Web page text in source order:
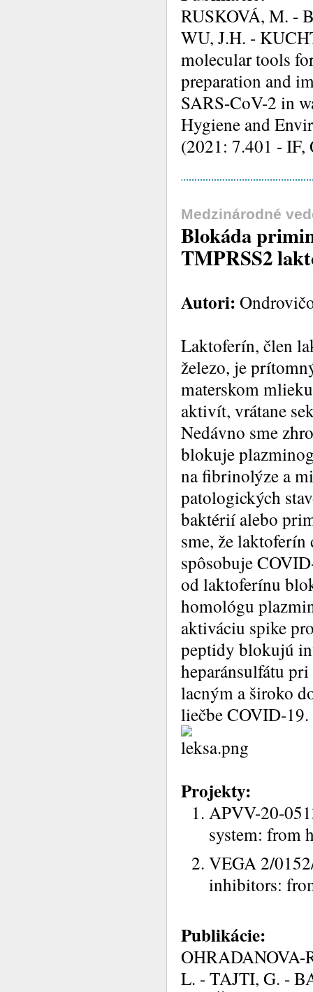
RUSKOVÁ, M. -
WU, J.H. -
molecular tools
preparation and
SARS-CoV-2 in
Hygiene and
(2021: 7.401 - IF,
Medzinárodné
Blokáda
TMPRSS2
Autori:
Laktoferín, člen
železo, je
materskom
aktivít, vrátane
Nedávno sme
blokuje
na fibrinolýze a
patologických
baktérií alebo
sme, že
spôsobuje
od laktoferínu
homológu
aktiváciu spike
peptidy blokujú
heparánsulfátu
lacným a široko
liečbe COVID-19.
Projekty:
APVV-20-
system: from
VEGA 2/
inhibitors:
Publikácie:
OHRADANOVA-
L. - TAJTI, G. -